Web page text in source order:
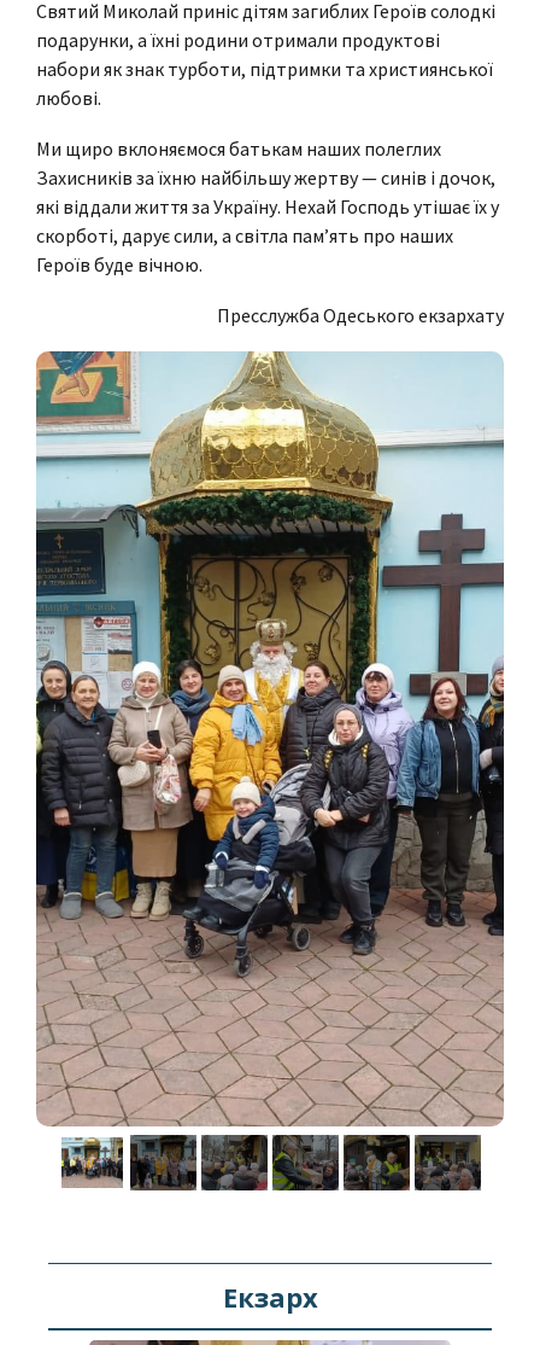
Святий Миколай приніс дітям загиблих Героїв солодкі
подарунки, а їхні родини отримали продуктові
набори як знак турботи, підтримки та християнської
любові.
Ми щиро вклоняємося батькам наших полеглих
Захисників за їхню найбільшу жертву — синів і дочок,
які віддали життя за Україну. Нехай Господь утішає їх у
скорботі, дарує сили, а світла пам’ять про наших
Героїв буде вічною.
Пресслужба Одеського екзархату
Екзарх